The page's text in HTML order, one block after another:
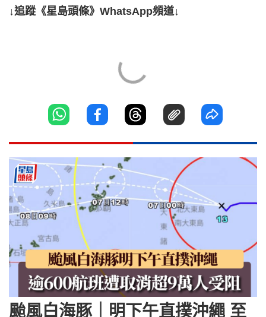
↓追蹤《星島頭條》WhatsApp頻道↓
颱風白海豚｜明下午直撲沖繩 至